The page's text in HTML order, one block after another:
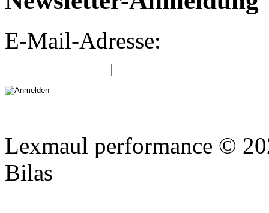
E-Mail-Adresse:
Lexmaul performance ©
Bilas